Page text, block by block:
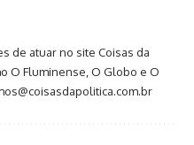
de atuar no site Coisas da
O Fluminense, O Globo e O